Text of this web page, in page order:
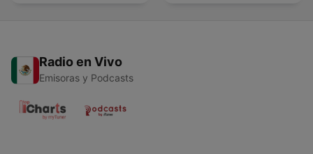
Radio en Vivo
Emisoras y Podcasts